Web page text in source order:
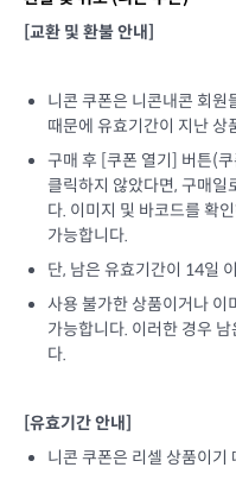
[교환 및 환불 안내]
니콘 쿠폰은 니콘내콘 회원
때문에 유효기간이 지난 상
구매 후 [쿠폰 열기] 버튼(
클릭하지 않았다면, 구매일
다. 이미지 및 바코드를 확
가능합니다.
단, 남은 유효기간이 14일
사용 불가한 상품이거나 이
가능합니다. 이러한 경우
다.
[유효기간 안내]
니콘 쿠폰은 리셀 상품이기